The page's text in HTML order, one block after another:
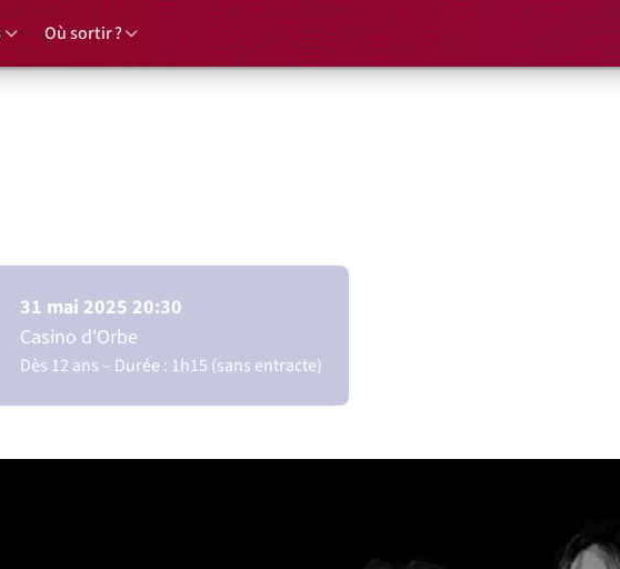
Où sortir ?
31 mai 2025 20:30
Casino d'Orbe
Dès 12 ans Durée : 1h15 (sans entracte)
Dans le cadre de la saison 2025, In Templo